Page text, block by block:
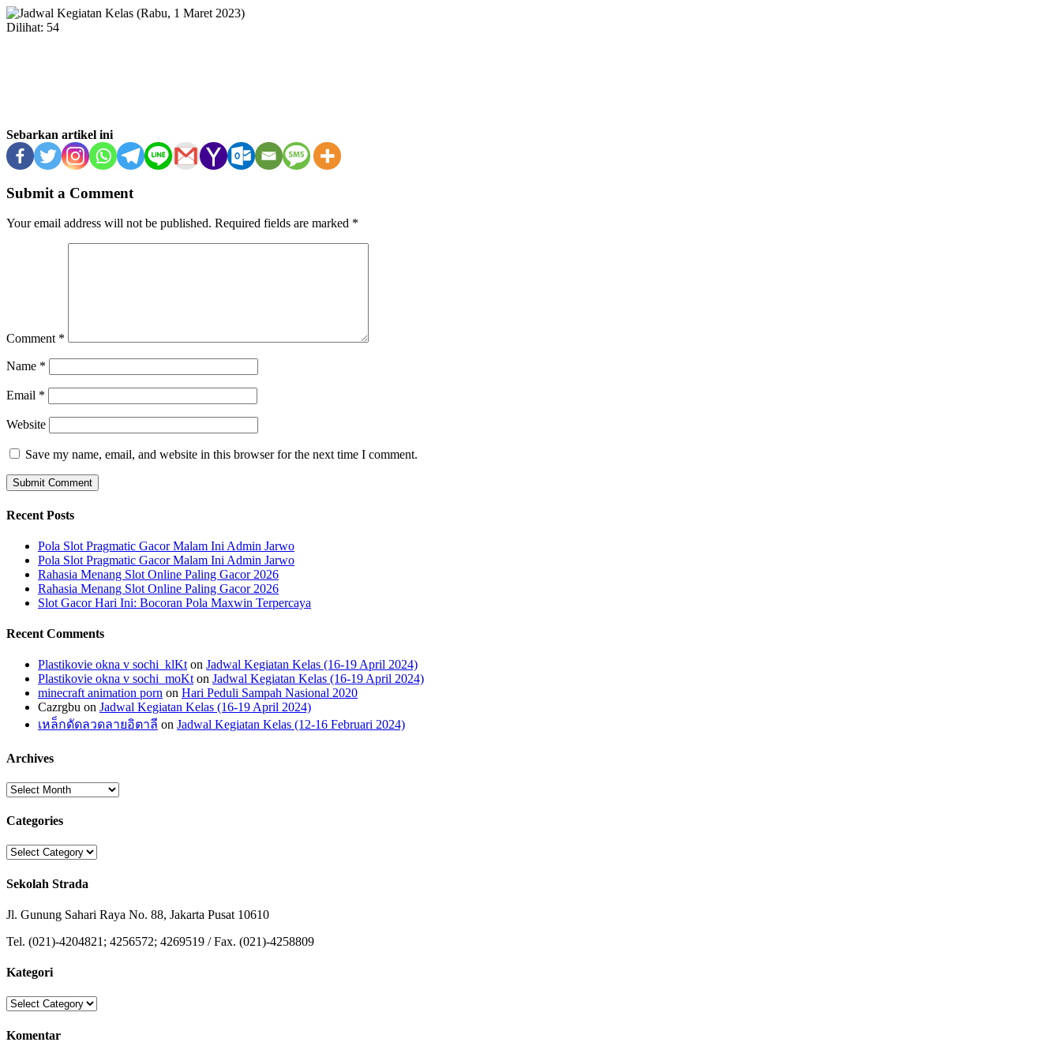
Dilihat: 54
Sebarkan artikel ini
Submit a Comment
Your email address will not be published. Required fields are marked *
Comment *
Name *
Email *
Website
Save my name, email, and website in this browser for the next time I comment.
Recent Posts
Pola Slot Pragmatic Gacor Malam Ini Admin Jarwo
Pola Slot Pragmatic Gacor Malam Ini Admin Jarwo
Rahasia Menang Slot Online Paling Gacor 2026
Rahasia Menang Slot Online Paling Gacor 2026
Slot Gacor Hari Ini: Bocoran Pola Maxwin Terpercaya
Recent Comments
Plastikovie okna v sochi_klKt on Jadwal Kegiatan Kelas (16-19 April 2024)
Plastikovie okna v sochi_moKt on Jadwal Kegiatan Kelas (16-19 April 2024)
minecraft animation porn on Hari Peduli Sampah Nasional 2020
Cazrgbu on Jadwal Kegiatan Kelas (16-19 April 2024)
เหล็กดัดลวดลายอิตาลี on Jadwal Kegiatan Kelas (12-16 Februari 2024)
Archives
Archives
Categories
Categories
Sekolah Strada
Jl. Gunung Sahari Raya No. 88, Jakarta Pusat 10610
Tel. (021)-4204821; 4256572; 4269519 / Fax. (021)-4258809
Kategori
Kategori
Komentar